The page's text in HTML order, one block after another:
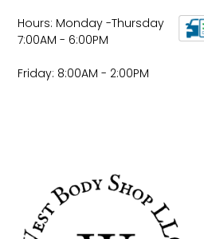
Hours: Monday -Thursday
7:00AM - 6:00PM
Friday: 8:00AM - 2:00PM